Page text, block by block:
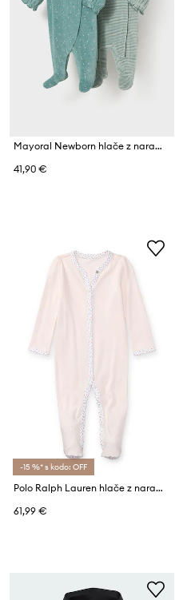
Mayoral Newborn hlače z naramnicami (z nogicami) za dojenčke z bombažem paket 2 kosov
41,90 €
-15 %* s kodo: OFF
Polo Ralph Lauren hlače z naramnicami (z nogicami) otroške bombažne
61,99 €